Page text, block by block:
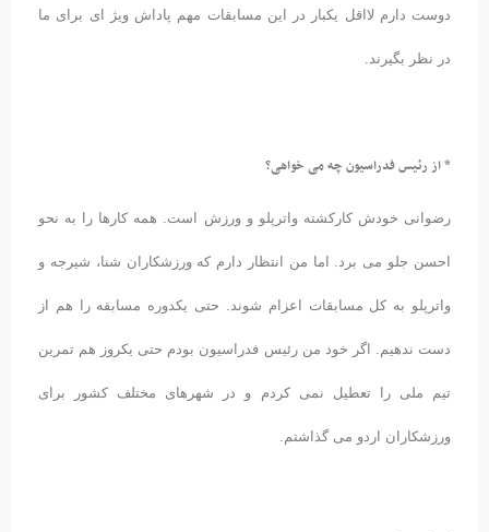
دوست دارم لااقل یکبار در این مسابقات مهم پاداش ویژ ای برای ما
در نظر بگیرند.
* از رئیس فدراسیون چه می خواهی؟
رضوانی خودش کارکشته واترپلو و ورزش است. همه کارها را به نحو
احسن جلو می برد. اما من انتظار دارم که ورزشکاران شنا، شیرجه و
واترپلو به کل مسابقات اعزام شوند. حتی یکدوره مسابقه را هم از
دست ندهیم. اگر خود من رئیس فدراسیون بودم حتی یکروز هم تمرین
تیم ملی را تعطیل نمی کردم و در شهرهای مختلف کشور برای
ورزشکاران اردو می گذاشتم.